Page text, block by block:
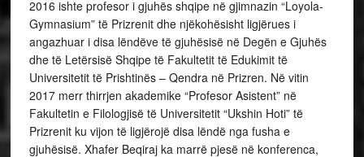
2016 ishte profesor i gjuhës shqipe në gjimnazin “Loyola-
Gymnasium” të Prizrenit dhe njëkohësisht ligjërues i
angazhuar i disa lëndëve të gjuhësisë në Degën e Gjuhës
dhe të Letërsisë Shqipe të Fakultetit të Edukimit të
Universitetit të Prishtinës – Qendra në Prizren. Në vitin
2017 merr thirrjen akademike “Profesor Asistent” në
Fakultetin e Filologjisë të Universitetit “Ukshin Hoti” të
Prizrenit ku vijon të ligjërojë disa lëndë nga fusha e
gjuhësisë. Xhafer Beqiraj ka marrë pjesë në konferenca,